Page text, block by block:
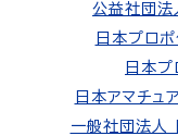
公益社団法
日本プロポ
日本プ
日本アマチュ
一般社団法人